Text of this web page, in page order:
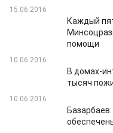
15.06.2016
Каждый
помощи
10.06.2016
В домах-
тысяч
10.06.2016